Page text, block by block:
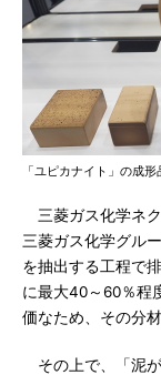
「ユピカナイト」の成形
三菱ガス化学ネク
三菱ガス化学グル
を抽出する工程で
に最大40～60％程
価なため、その分
その上で、「泥